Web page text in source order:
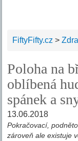
FiftyFifty.cz >
Poloha na
oblíbená
spánek a
13.06.2018
Pokračovací,
zároveň ale existuje